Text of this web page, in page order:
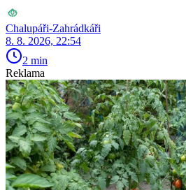
Chalupáři-Zahrádkáři
8. 8. 2026, 22:54
2 min
Reklama